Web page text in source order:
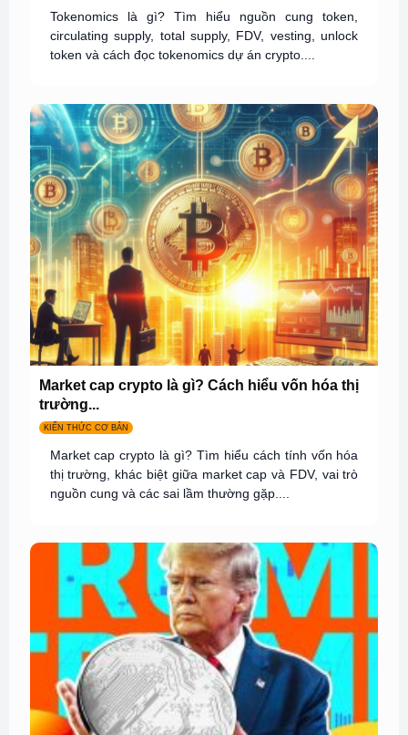
Tokenomics là gì? Tìm hiểu nguồn cung token,
circulating supply, total supply, FDV, vesting, unlock
token và cách đọc tokenomics dự án crypto....
Market cap crypto là gì? Cách hiểu vốn hóa thị
trường...
KIẾN THỨC CƠ BẢN
Market cap crypto là gì? Tìm hiểu cách tính vốn hóa
thị trường, khác biệt giữa market cap và FDV, vai trò
nguồn cung và các sai lầm thường gặp....